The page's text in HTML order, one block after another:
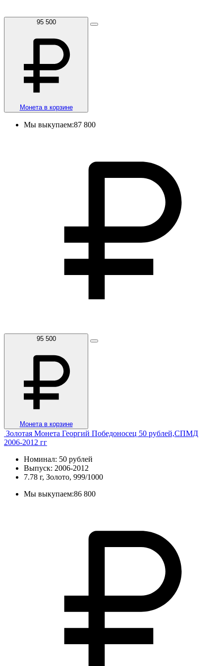
95 500
Монета в корзине
Мы выкупаем:87 800
95 500
Монета в корзине
Золотая Монета Георгий Победоносец 50 рублей,СПМД
2006-2012 гг
Номинал: 50 рублей
Выпуск: 2006-2012
7.78 г, Золото, 999/1000
Мы выкупаем:86 800